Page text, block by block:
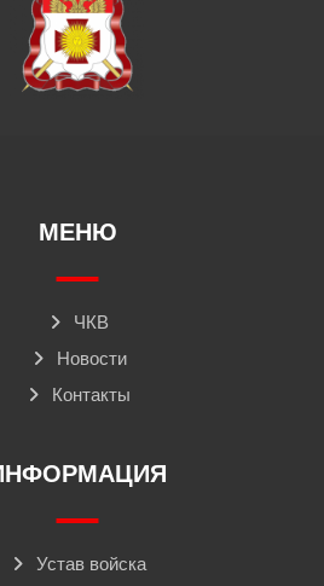
МЕНЮ
ЧКВ
Новости
Контакты
Устав войска